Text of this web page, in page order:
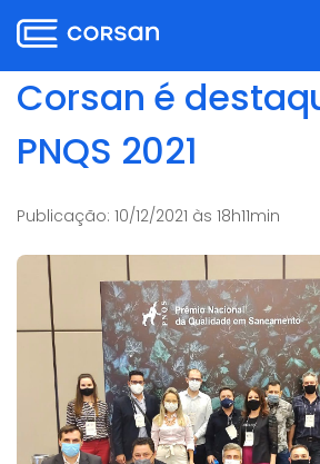
para
o
conteúdo
para
para
busca
para
o
conteúdo
Corsan é
PNQS 2021
Publicação: 10/12/2021 às 18h11min